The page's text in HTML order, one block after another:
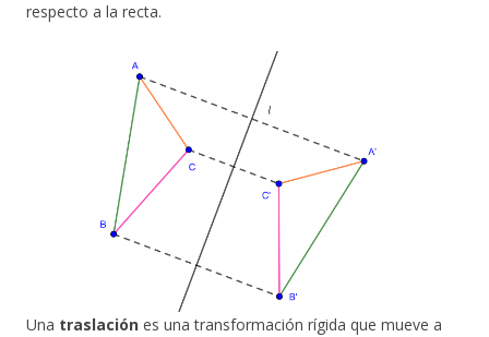
respecto a la recta.
Una traslación es una transformación rígida que mueve a